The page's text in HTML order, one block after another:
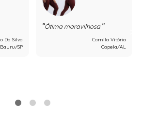
Da Silva
Bauru/SP
Ótima maravilhosa
Camila Vitória
Capela/AL